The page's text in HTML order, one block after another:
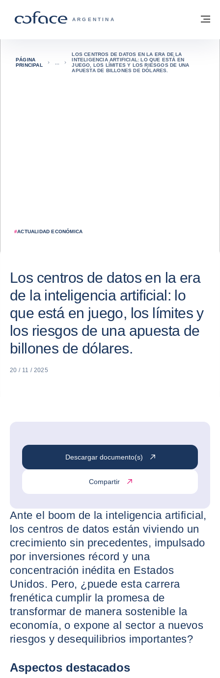
COFACE - FOR TRADE
ARGENTINA
Volver a la página principal
#ACTUALIDAD ECONÓMICA
PÁGINA
PRINCIPAL
LOS CENTROS DE DATOS EN LA ERA DE LA
INTELIGENCIA ARTIFICIAL: LO QUE ESTÁ EN
JUEGO, LOS LÍMITES Y LOS RIESGOS DE UNA
APUESTA DE BILLONES DE DÓLARES.
Los centros de datos en la era
de la inteligencia artificial: lo
que está en juego, los límites y
los riesgos de una apuesta de
billones de dólares.
20 / 11 / 2025
Descargar documento(s)
Compartir
Ante el boom de la inteligencia artificial,
los centros de datos están viviendo un
crecimiento sin precedentes, impulsado
por inversiones récord y una
concentración inédita en Estados
Unidos. Pero, ¿puede esta carrera
frenética cumplir la promesa de
transformar de manera sostenible la
economía, o expone al sector a nuevos
riesgos y desequilibrios importantes?
Aspectos destacados